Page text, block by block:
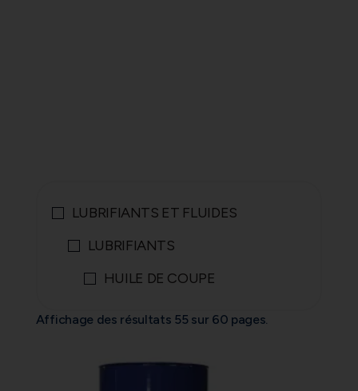
LUBRIFIANTS ET FLUIDES
LUBRIFIANTS
HUILE DE COUPE
Affichage des résultats 55 sur 60 pages.